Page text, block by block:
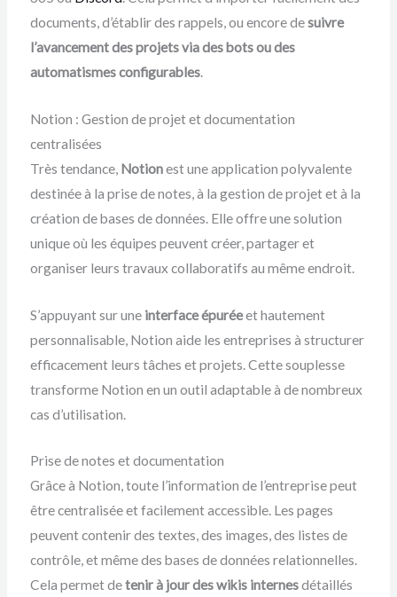
documents, d’établir des rappels, ou encore desuivre
l’avancement des projets via des bots ou des
automatismes configurables.
Notion : Gestion de projet et documentation
centralisées
Très tendance, Notionest une application polyvalente
destinée à la prise de notes, à la gestion de projet et à la
création de bases de données. Elle offre une solution
unique où les équipes peuvent créer, partager et
organiser leurs travaux collaboratifs au même endroit.
S’appuyant sur une interface épuréeet hautement
personnalisable, Notion aide les entreprises à structurer
efficacement leurs tâches et projets. Cette souplesse
transforme Notion en un outil adaptable à de nombreux
cas d’utilisation.
Prise de notes et documentation
Grâce à Notion, toute l’information de l’entreprise peut
être centralisée et facilement accessible. Les pages
peuvent contenir des textes, des images, des listes de
contrôle, et même des bases de données relationnelles.
Cela permet detenir à jour des wikis internesdétaillés